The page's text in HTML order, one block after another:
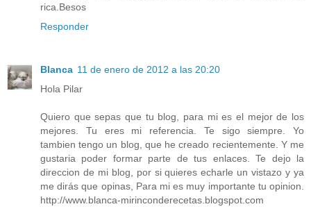
rica.Besos
Responder
Blanca 11 de enero de 2012 a las 20:20
Hola Pilar
Quiero que sepas que tu blog, para mi es el mejor de los
mejores. Tu eres mi referencia. Te sigo siempre. Yo
tambien tengo un blog, que he creado recientemente. Y me
gustaria poder formar parte de tus enlaces. Te dejo la
direccion de mi blog, por si quieres echarle un vistazo y ya
me dirás que opinas, Para mi es muy importante tu opinion.
http://www.blanca-mirinconderecetas.blogspot.com